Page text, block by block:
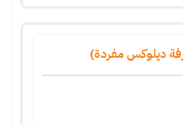
ديلوكس مفردة)